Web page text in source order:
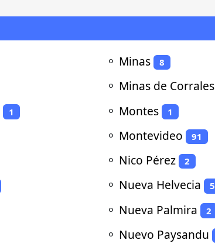
1
⚬ Minas 8
⚬ Minas de Corrales
⚬ Montes 1
⚬ Montevideo 91
⚬ Nico Pérez 2
⚬ Nueva Helvecia 5
⚬ Nueva Palmira 2
⚬ Nuevo Paysandu